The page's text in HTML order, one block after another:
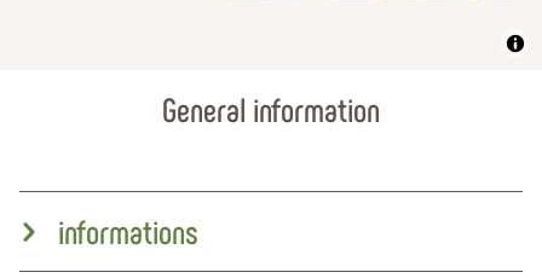
General information
informations